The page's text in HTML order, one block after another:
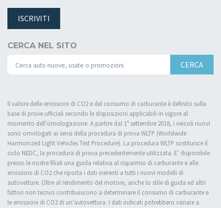
ISCRIVITI
CERCA NEL SITO
CERCA
Il valore delle emissioni di CO2 e del consumo di carburante è definito sulla
base di prove ufficiali secondo le disposizioni applicabili in vigore al
momento dell'omologazione. A partire dal 1° settembre 2018, i veicoli nuovi
sono omologati ai sensi della procedura di prova WLTP (Worldwide
Harmonized Light Vehicles Test Procedure). La procedura WLTP sostituisce il
ciclo NEDC, la procedura di prova precedentemente utilizzata. E’ disponibile
presso le nostre filiali una guida relativa al risparmio di carburante e alle
emissioni di CO2 che riporta i dati inerenti a tutti i nuovi modelli di
autovetture. Oltre al rendimento del motore, anche lo stile di guida ed altri
fattori non tecnici contribuiscono a determinare il consumo di carburante e
le emissioni di CO2 di un’autovettura. I dati indicati potrebbero variare a